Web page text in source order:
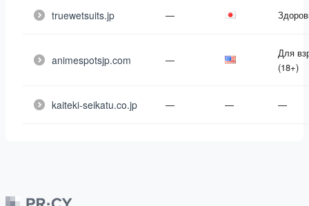
truewetsuits.jp —
animespotsjp.com —
Для
(18+)
kaiteki-seikatu.co.jp — — —